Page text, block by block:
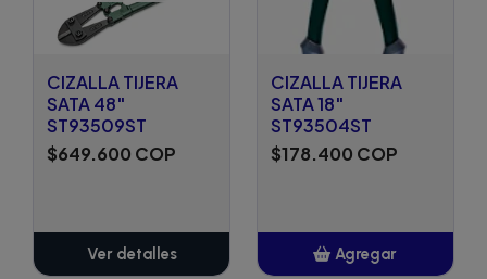
CIZALLA TIJERA
SATA 48"
ST93509ST
$649.600 COP
Ver detalles
CIZALLA TIJERA
SATA 18"
ST93504ST
$178.400 COP
Agregar